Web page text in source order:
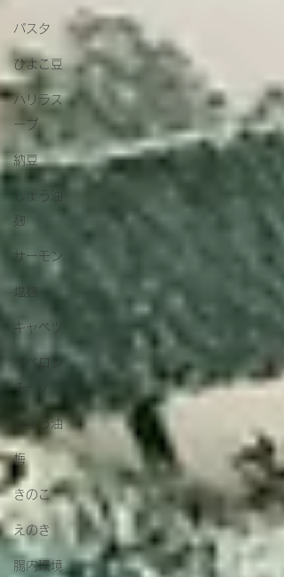
パスタ
ひよこ豆
ハリラス
ープ
納豆
しょう油
麹
サーモン
塩麹
キャベツ
ペペロン
チーノ
しょう油
梅
きのこ
えのき
腸内環境